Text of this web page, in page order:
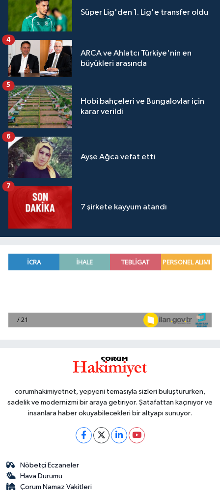
Süper Lig'den 1. Lig'e transfer oldu
ARCA ve Ahlatcı Türkiye'nin en
büyükleri arasında
4
Hobi bahçeleri ve Bungalovlar için
karar verildi
5
Ayşe Ağca vefat etti
6
7 şirkete kayyum atandı
7
corumhakimiyetnet, yepyeni temasıyla sizleri buluştururken,
sadelik ve modernizmi bir araya getiriyor. Şatafattan kaçınıyor ve
insanlara haber okuyabilecekleri bir altyapı sunuyor.
Nöbetçi Eczaneler
Hava Durumu
Çorum Namaz Vakitleri